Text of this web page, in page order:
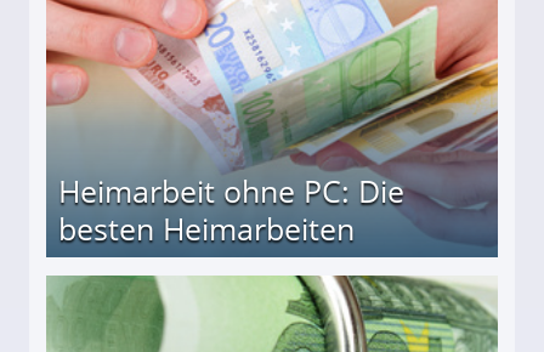
Heimarbeit ohne PC: Die
besten Heimarbeiten